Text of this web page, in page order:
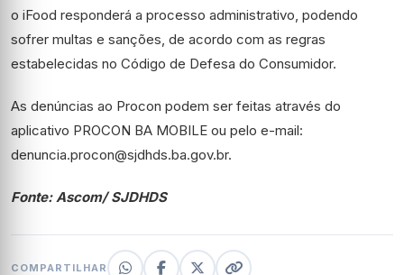
o iFood responderá a processo administrativo, podendo
sofrer multas e sanções, de acordo com as regras
estabelecidas no Código de Defesa do Consumidor.
As denúncias ao Procon podem ser feitas através do
aplicativo PROCON BA MOBILE ou pelo e-mail:
denuncia.procon@sjdhds.ba.gov.br.
Fonte: Ascom/ SJDHDS
COMPARTILHAR